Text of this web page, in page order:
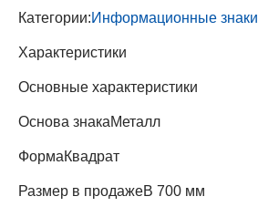
Категории:Информационные знаки
Характеристики
Основные характеристики
Основа знакаМеталл
ФормаКвадрат
Размер в продажеВ 700 мм